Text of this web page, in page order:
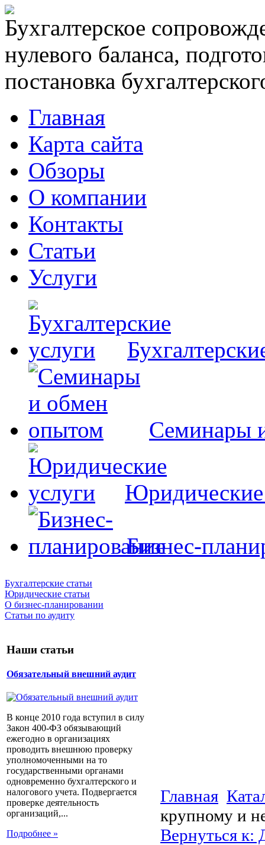
Бухгалтерское
нулевого баланса,
постановка
Главная
Карта сайта
Обзоры
О компании
Контакты
Статьи
Услуги
Семинары
Юридические
Бизнес-
Бухгалтерские статьи
Юридические статьи
О бизнес-планировании
Статьи по аудиту
Наши статьи
Обязательный внешний аудит
В конце 2010 года вступил в силу
Закон 400-ФЗ обязывающий
ежегодно в организациях
проводить внешнюю проверку
уполномоченными на то
государственными органами
одновременно бухгалтерского и
налогового учета. Подвергается
проверке деятельность
организаций,...
Подробнее »
Главная
крупному и
Вернуться к: